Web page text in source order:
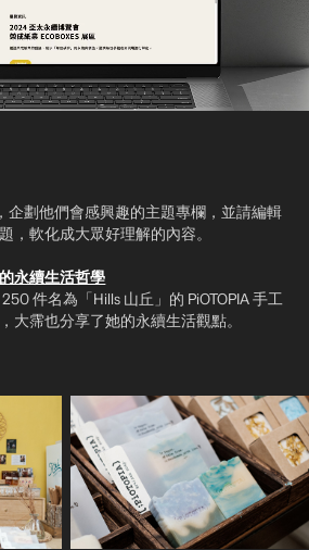
企劃他們會感興趣的主題專欄，並請編輯
，軟化成大眾好理解的內容。
永續生活哲學
件名為「Hills 山丘」的 PiOTOPIA 手工
大霈也分享了她的永續生活觀點。